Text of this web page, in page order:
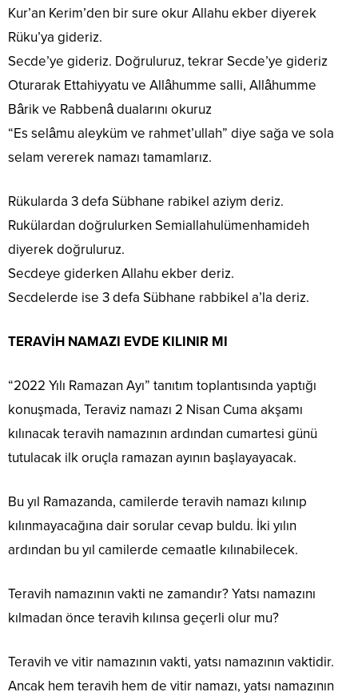
Kur’an Kerim’den bir sure okur Allahu ekber diyerek
Rüku’ya gideriz.
Secde’ye gideriz. Doğruluruz, tekrar Secde’ye gideriz
Oturarak Ettahiyyatu ve Allâhumme salli, Allâhumme
Bârik ve Rabbenâ dualarını okuruz
“Es selâmu aleyküm ve rahmet’ullah” diye sağa ve sola
selam vererek namazı tamamlarız.
Rükularda 3 defa Sübhane rabikel aziym deriz.
Rukülardan doğrulurken Semiallahulümenhamideh
diyerek doğruluruz.
Secdeye giderken Allahu ekber deriz.
Secdelerde ise 3 defa Sübhane rabbikel a’la deriz.
TERAVİH NAMAZI EVDE KILINIR MI
“2022 Yılı Ramazan Ayı” tanıtım toplantısında yaptığı
konuşmada, Teraviz namazı 2 Nisan Cuma akşamı
kılınacak teravih namazının ardından cumartesi günü
tutulacak ilk oruçla ramazan ayının başlayayacak.
Bu yıl Ramazanda, camilerde teravih namazı kılınıp
kılınmayacağına dair sorular cevap buldu. İki yılın
ardından bu yıl camilerde cemaatle kılınabilecek.
Teravih namazının vakti ne zamandır? Yatsı namazını
kılmadan önce teravih kılınsa geçerli olur mu?
Teravih ve vitir namazının vakti, yatsı namazının vaktidir.
Ancak hem teravih hem de vitir namazı, yatsı namazının